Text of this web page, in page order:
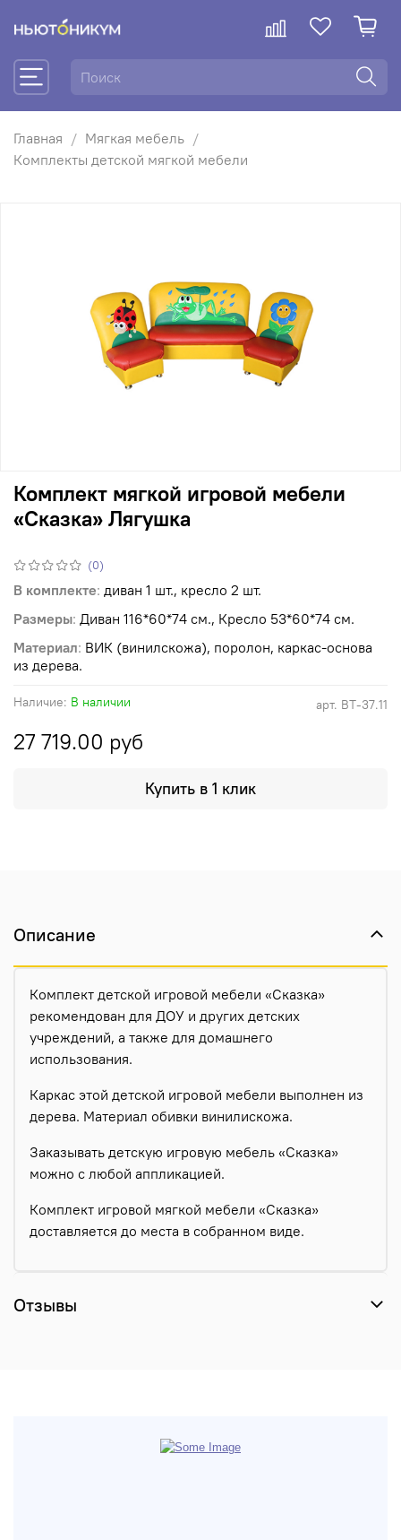
Главная
Мягкая мебель
Комплекты детской мягкой мебели
(0)
арт. ВТ-37.11
Наличие: В наличии
Комплект мягкой игровой мебели
«Сказка» Лягушка
27 719.00 руб
Купить в 1 клик
В комплекте: диван 1 шт., кресло 2 шт.
Размеры: Диван 116*60*74 см., Кресло 53*60*74 см.
Материал: ВИК (винилскожа), поролон, каркас-основа
из дерева.
Описание
Комплект детской игровой мебели «Сказка»
рекомендован для ДОУ и других детских
учреждений, а также для домашнего
использования.
Каркас этой детской игровой мебели выполнен из
дерева. Материал обивки винилискожа.
Заказывать детскую игровую мебель «Сказка»
можно с любой аппликацией.
Комплект игровой мягкой мебели «Сказка»
доставляется до места в собранном виде.
Отзывы